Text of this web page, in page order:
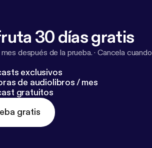
30 días gratis
después de la prueba. ·Cancela cuando
exclusivos
de audiolibros / mes
gratuitos
gratis